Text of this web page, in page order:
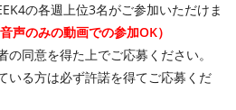
の各週上位3名がご参加いただけま
声のみの動画での参加OK）
の同意を得た上でご応募ください。
いる方は必ず許諾を得てご応募くだ